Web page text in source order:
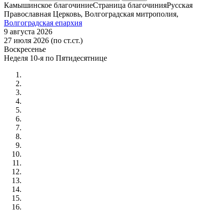
Камышинское благочиниеСтраница благочинияРусская
Православная Церковь, Волгоградская митрополия,
Волгоградская епархия
9 августа 2026
27 июля 2026 (по ст.ст.)
Воскресенье
Неделя 10-я по Пятидесятнице